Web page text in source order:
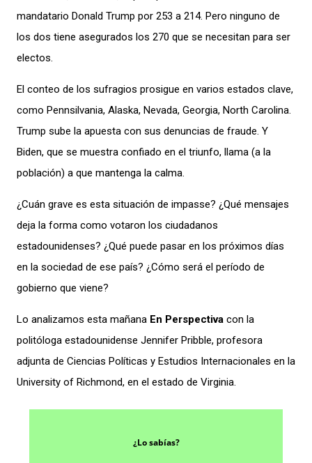
mandatario Donald Trump por 253 a 214. Pero ninguno de
los dos tiene asegurados los 270 que se necesitan para ser
electos.
El conteo de los sufragios prosigue en varios estados clave,
como Pennsilvania, Alaska, Nevada, Georgia, North Carolina.
Trump sube la apuesta con sus denuncias de fraude. Y
Biden, que se muestra confiado en el triunfo, llama (a la
población) a que mantenga la calma.
¿Cuán grave es esta situación de impasse? ¿Qué mensajes
deja la forma como votaron los ciudadanos
estadounidenses? ¿Qué puede pasar en los próximos días
en la sociedad de ese país? ¿Cómo será el período de
gobierno que viene?
Lo analizamos esta mañana En Perspectiva con la
politóloga estadounidense Jennifer Pribble, profesora
adjunta de Ciencias Políticas y Estudios Internacionales en la
University of Richmond, en el estado de Virginia.
¿Lo sabías?